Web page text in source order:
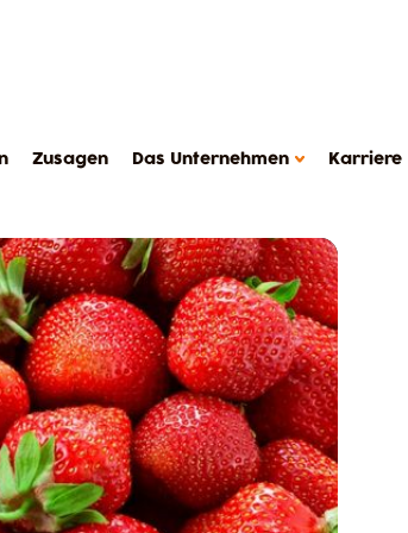
Zusagen Das Unternehmen
DAS METAROM UNTERNEHMEN
Das Unternehmen
FAQ
Kontakt
Metarom.com
Karriere